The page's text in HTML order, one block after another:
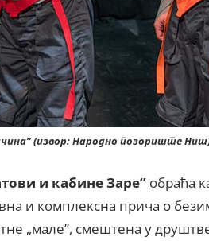
(извор: Народно позориште
и кабине Заре”обраћа
и комплексна прича о
„мале”, смештена у